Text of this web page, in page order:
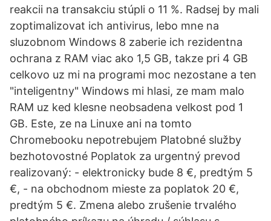
reakcii na transakciu stúpli o 11 %. Radsej by mali
zoptimalizovat ich antivirus, lebo mne na
sluzobnom Windows 8 zaberie ich rezidentna
ochrana z RAM viac ako 1,5 GB, takze pri 4 GB
celkovo uz mi na programi moc nezostane a ten
"inteligentny" Windows mi hlasi, ze mam malo
RAM uz ked klesne neobsadena velkost pod 1
GB. Este, ze na Linuxe ani na tomto
Chromebooku nepotrebujem Platobné služby
bezhotovostné Poplatok za urgentný prevod
realizovaný: - elektronicky bude 8 €, predtým 5
€, - na obchodnom mieste za poplatok 20 €,
predtým 5 €. Zmena alebo zrušenie trvalého